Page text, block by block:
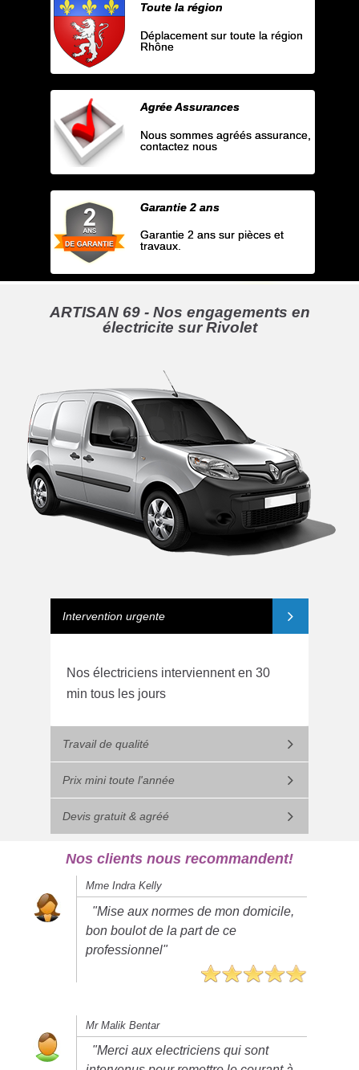
Toute la région
Déplacement sur toute la région
Rhône
Agrée Assurances
Nous sommes agréés assurance,
contactez nous
Garantie 2 ans
Garantie 2 ans sur pièces et
travaux.
ARTISAN 69 - Nos engagements en
électricite sur Rivolet
Intervention urgente
Nos électriciens interviennent en 30
min tous les jours
Travail de qualité
Prix mini toute l'année
Devis gratuit & agréé
Nos clients nous recommandent!
Mme Indra Kelly
"Mise aux normes de mon domicile,
bon boulot de la part de ce
professionnel"
Mr Malik Bentar
"Merci aux electriciens qui sont